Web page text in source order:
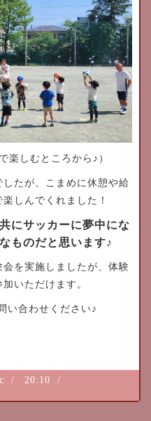
楽しむところから♪）
たが、こまめに休憩や給
しんでくれました！
にサッカーに夢中にな
ものだと思います♪
を実施しましたが、体験
いただけます。
い合わせください♪
20:10